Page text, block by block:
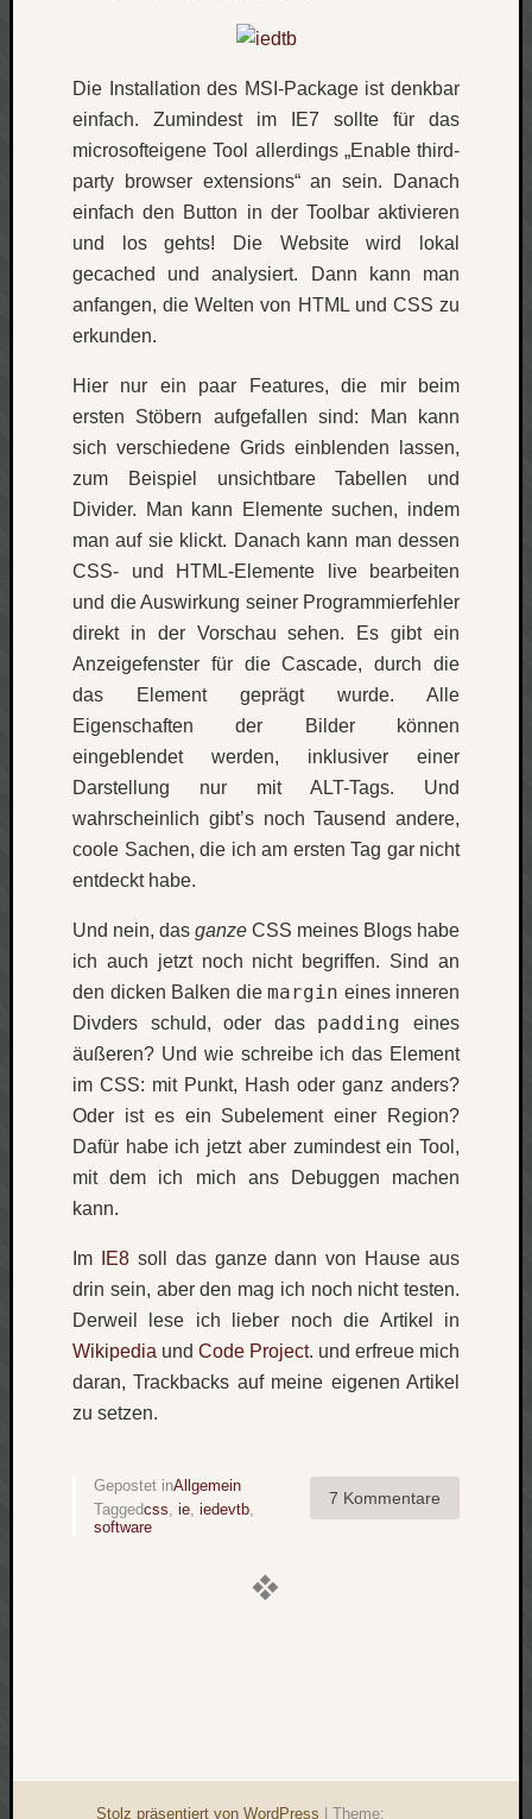
Die Installation des MSI-Package ist denkbar
einfach. Zumindest im IE7 sollte für das
microsofteigene Tool allerdings „Enable third-
party browser extensions“ an sein. Danach
einfach den Button in der Toolbar aktivieren
und los gehts! Die Website wird lokal
gecached und analysiert. Dann kann man
anfangen, die Welten von HTML und CSS zu
erkunden.
Hier nur ein paar Features, die mir beim
ersten Stöbern aufgefallen sind: Man kann
sich verschiedene Grids einblenden lassen,
zum Beispiel unsichtbare Tabellen und
Divider. Man kann Elemente suchen, indem
man auf sie klickt. Danach kann man dessen
CSS- und HTML-Elemente live bearbeiten
und die Auswirkung seiner Programmierfehler
direkt in der Vorschau sehen. Es gibt ein
Anzeigefenster für die Cascade, durch die
das Element geprägt wurde. Alle
Eigenschaften der Bilder können
eingeblendet werden, inklusiver einer
Darstellung nur mit ALT-Tags. Und
wahrscheinlich gibt’s noch Tausend andere,
coole Sachen, die ich am ersten Tag gar nicht
entdeckt habe.
Und nein, das ganze CSS meines Blogs habe
ich auch jetzt noch nicht begriffen. Sind an
den dicken Balken die margin eines inneren
Divders schuld, oder das padding eines
äußeren? Und wie schreibe ich das Element
im CSS: mit Punkt, Hash oder ganz anders?
Oder ist es ein Subelement einer Region?
Dafür habe ich jetzt aber zumindest ein Tool,
mit dem ich mich ans Debuggen machen
kann.
Im IE8soll das ganze dann von Hause aus
drin sein, aber den mag ich noch nicht testen.
Derweil lese ich lieber noch die Artikel in
Wikipedia und Code Project. und erfreue mich
daran, Trackbacks auf meine eigenen Artikel
zu setzen.
7 Kommentare
Gepostet inAllgemein
Taggedcss ie iedevtb
software
Stolz präsentiert von WordPress Theme: